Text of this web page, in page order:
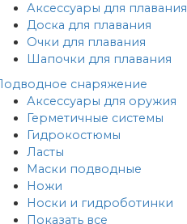
Аксессуары для плавания
Доска для плавания
Очки для плавания
Шапочки для плавания
снаряжение
Аксессуары для оружия
Герметичные системы
Гидрокостюмы
Ласты
Маски подводные
Ножи
Носки и гидроботинки
Показать все